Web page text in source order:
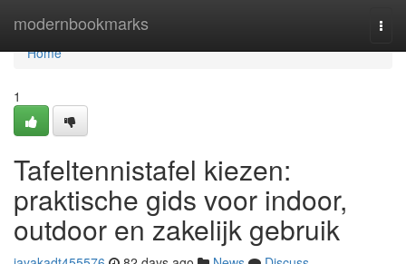
modernbookmarks
Home
Home
1
Tafeltennistafel kiezen:
praktische gids voor indoor,
outdoor en zakelijk gebruik